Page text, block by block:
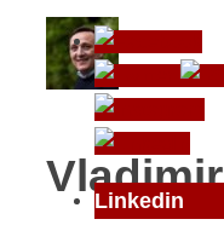
Vladimir
Linkedin